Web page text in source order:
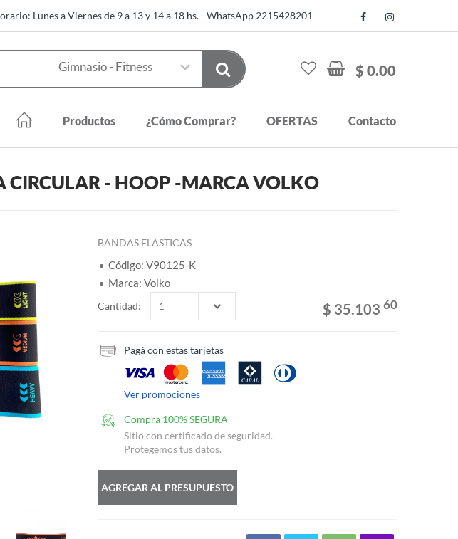
Lunes a Viernes de 9 a 13 y 14 a 18 hs. - WhatsApp 2215428201
$ 0.00
Productos ¿Cómo Comprar? OFERTAS Contacto
CIRCULAR - HOOP -MARCA VOLKO
BANDAS ELASTICAS
Código: V90125-K
Marca: Volko
Cantidad: $ 35.103 60
Pagá con estas tarjetas
Ver promociones
Compra 100% SEGURA
Sitio con certificado de seguridad.
Protegemos tus datos.
AGREGAR AL PRESUPUESTO